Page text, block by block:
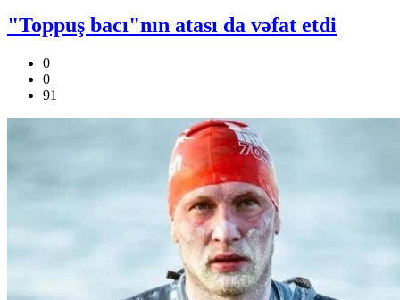
"Toppuş bacı"nın atası da vəfat etdi
0
0
91